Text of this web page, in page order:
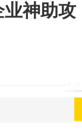
神助攻